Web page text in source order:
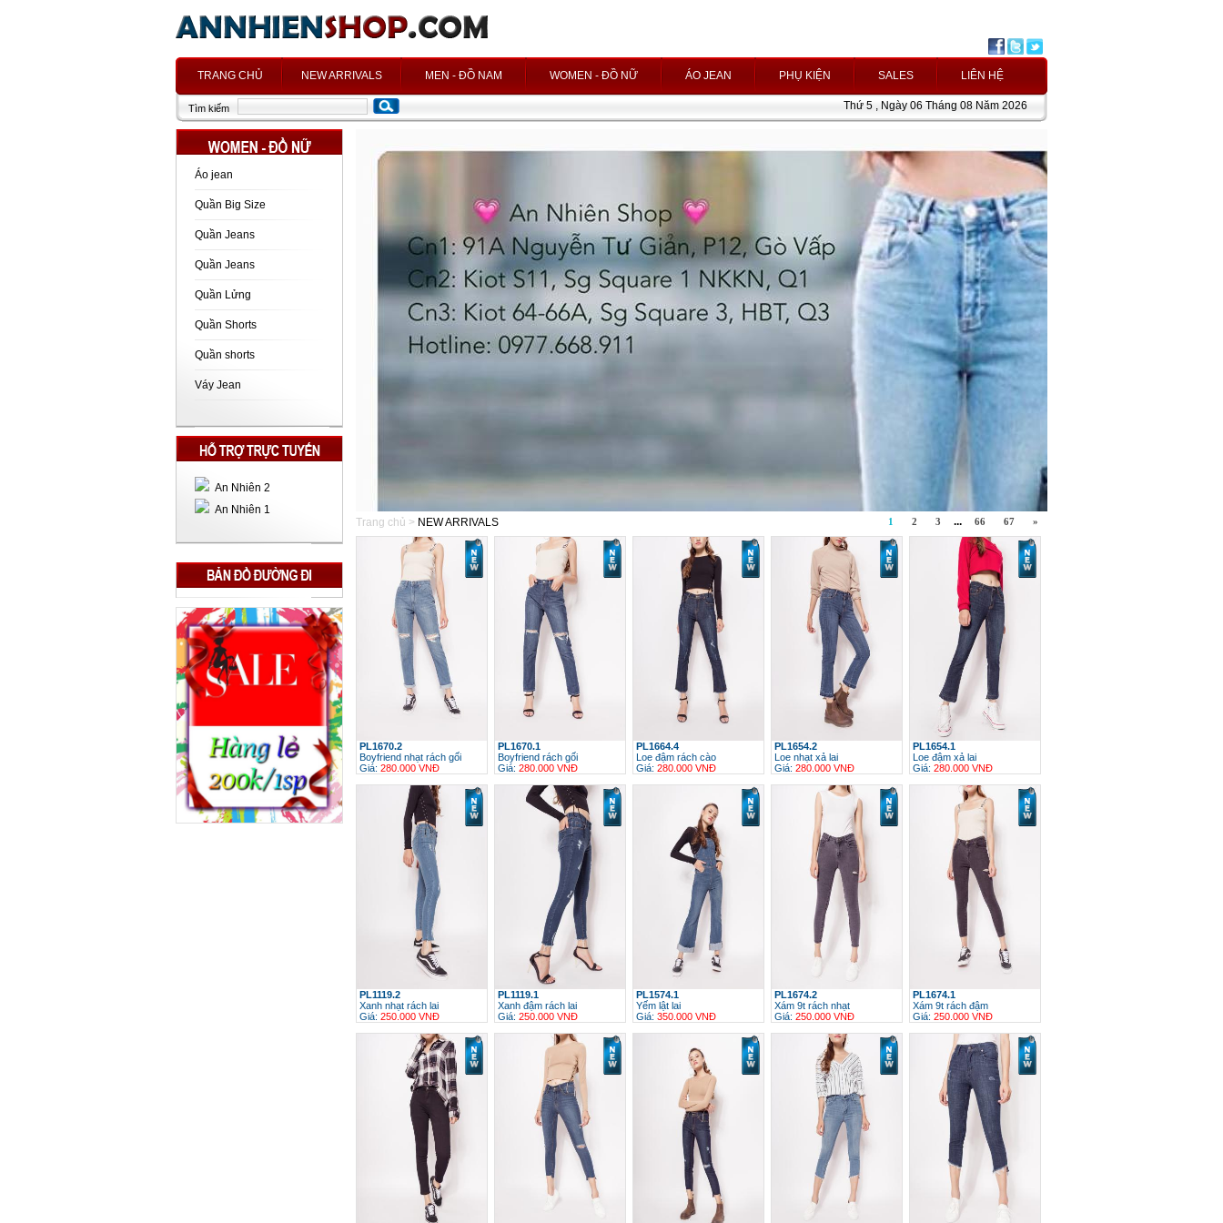
TRANG CHỦ NEW ARRIVALS MEN - ĐỒ NAM WOMEN - ĐỒ NỮ ÁO JEAN PHỤ KIỆN SALES LIÊN HỆ
Tìm kiếm Thứ 5 , Ngày 06 Tháng 08 Năm 2026
Áo jean
Quần Big Size
Quần Jeans
Quần Jeans
Quần Lửng
Quần Shorts
Quần shorts
Váy Jean
An Nhiên 2
An Nhiên 1
Trang chủ > NEW ARRIVALS 1 2 3 ... 66 67 »
PL1670.2
Boyfriend nhạt rách gối
Giá: 280.000 VNĐ
PL1670.1
Boyfriend rách gối
Giá: 280.000 VNĐ
PL1664.4
Loe đậm rách cào
Giá: 280.000 VNĐ
PL1654.2
Loe nhạt xả lai
Giá: 280.000 VNĐ
PL1654.1
Loe đậm xả lai
Giá: 280.000 VNĐ
PL1119.2
Xanh nhạt rách lai
Giá: 250.000 VNĐ
PL1119.1
Xanh đậm rách lai
Giá: 250.000 VNĐ
PL1574.1
Yếm lật lai
Giá: 350.000 VNĐ
PL1674.2
Xám 9t rách nhạt
Giá: 250.000 VNĐ
PL1674.1
Xám 9t rách đậm
Giá: 250.000 VNĐ